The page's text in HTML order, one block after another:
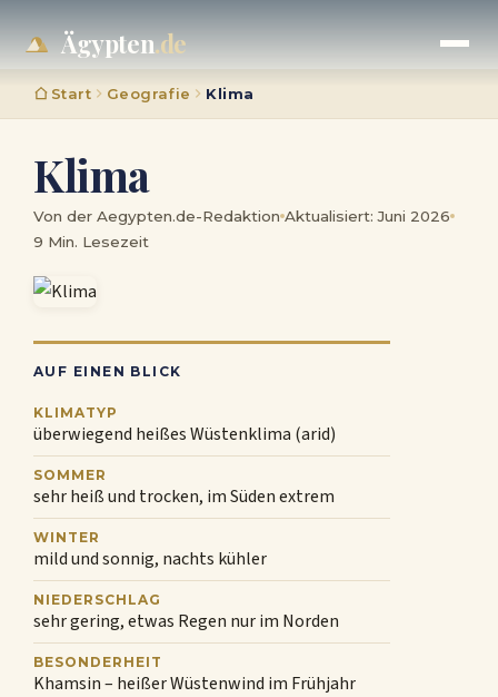
Ägypten.de
Start Geografie Klima
Klima
Von der Aegypten.de-Redaktion Aktualisiert: Juni 2026
9 Min. Lesezeit
AUF EINEN BLICK
KLIMATYP
überwiegend heißes Wüstenklima (arid)
SOMMER
sehr heiß und trocken, im Süden extrem
WINTER
mild und sonnig, nachts kühler
NIEDERSCHLAG
sehr gering, etwas Regen nur im Norden
BESONDERHEIT
Khamsin – heißer Wüstenwind im Frühjahr